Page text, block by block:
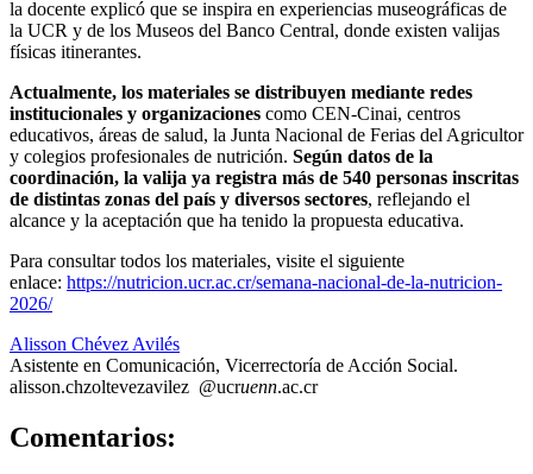
la docente explicó que se inspira en experiencias museográficas de
la UCR y de los Museos del Banco Central, donde existen valijas
físicas itinerantes.
Actualmente, los materiales se distribuyen mediante redes
institucionales y organizaciones como CEN-Cinai, centros
educativos, áreas de salud, la Junta Nacional de Ferias del Agricultor
y colegios profesionales de nutrición. Según datos de la
coordinación, la valija ya registra más de 540 personas inscritas
de distintas zonas del país y diversos sectores, reflejando el
alcance y la aceptación que ha tenido la propuesta educativa.
Para consultar todos los materiales, visite el siguiente
enlace: https://nutricion.ucr.ac.cr/semana-nacional-de-la-nutricion-
2026/
Alisson Chévez Avilés
Asistente en Comunicación, Vicerrectoría de Acción Social.
alisson.chzoltevezavilez @ucruenn.ac.cr
Comentarios: